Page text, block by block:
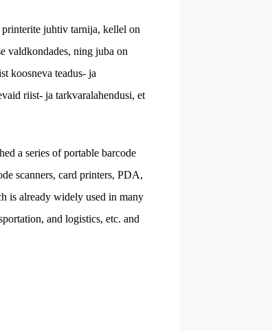
juhtiv tarnija, kellel on
valdkondades, ning juba on
koosneva teadus- ja
riist- ja tarkvaralahendusi, et
a series of portable barcode
scanners, card printers, PDA,
is already widely used in many
and logistics, etc. and